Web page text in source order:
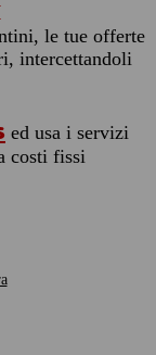
le tue offerte
intercettandoli
ed usa i servizi
costi fissi